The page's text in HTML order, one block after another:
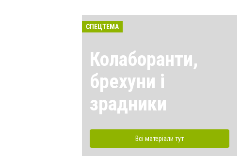
СПЕЦТЕМА
Колаборанти,
брехуни і
зрадники
Всі матеріали тут